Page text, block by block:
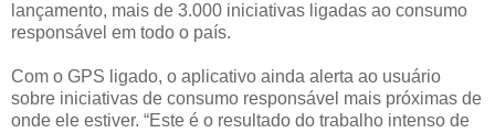
lançamento, mais de 3.000 iniciativas ligadas ao consumo
responsável em todo o país.
Com o GPS ligado, o aplicativo ainda alerta ao usuário
sobre iniciativas de consumo responsável mais próximas de
onde ele estiver. “Este é o resultado do trabalho intenso de